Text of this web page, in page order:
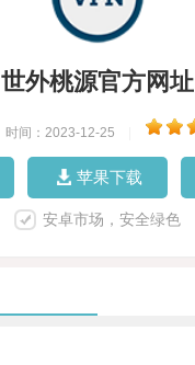
世外桃源官方网址
时间：2023-12-25
苹果下载
安卓市场，安全绿色